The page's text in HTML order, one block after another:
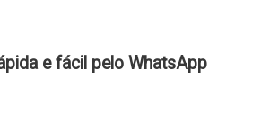
e fácil pelo WhatsApp